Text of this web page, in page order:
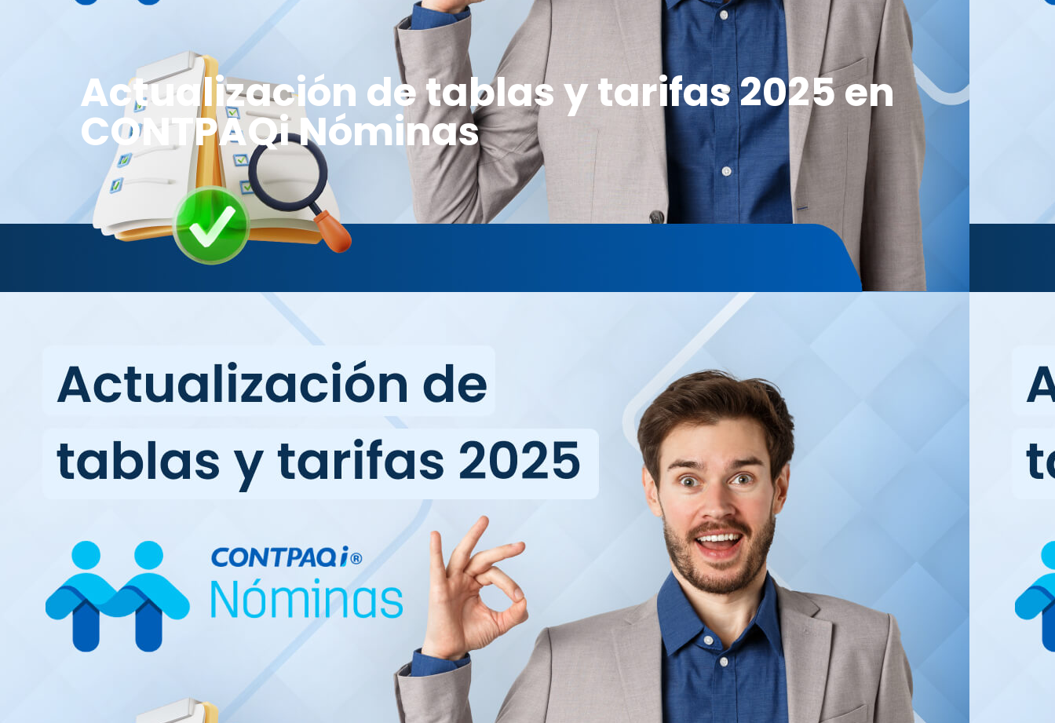
Actualización de tablas y tarifas 2025 en
CONTPAQi Nóminas